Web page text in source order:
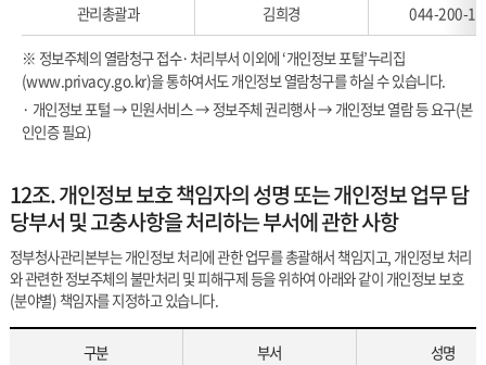
등
청구
접수
·
처리
관리총괄과 김희경 044-200-
※ 정보주체의 열람청구 접수·처리부서 이외에 ‘개인정보 포털’누리집
(www.privacy.go.kr)을 통하여서도 개인정보 열람청구를 하실 수 있습니다.
· 개인정보 포털 → 민원서비스 → 정보주체 권리행사 → 개인정보 열람 등 요구(본
인인증 필요)
12조. 개인정보 보호 책임자의 성명 또는 개인정보 업무 담
당부서 및 고충사항을 처리하는 부서에 관한 사항
정부청사관리본부는 개인정보 처리에 관한 업무를 총괄해서 책임지고, 개인정보 처리
와 관련한 정보주체의 불만처리 및 피해구제 등을 위하여 아래와 같이 개인정보 보호
(분야별) 책임자를 지정하고 있습니다.
구분 부서 성명